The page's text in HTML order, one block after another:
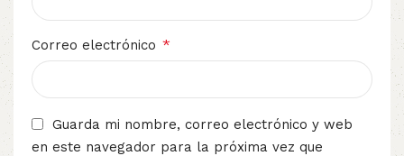
Correo electrónico *
Guarda mi nombre, correo electrónico y web
en este navegador para la próxima vez que